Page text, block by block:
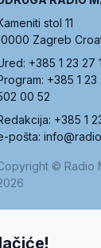
stol 11
Zagreb
+385 1 23 27
+385 1
00 52
+385 1
pošta:
© Radio